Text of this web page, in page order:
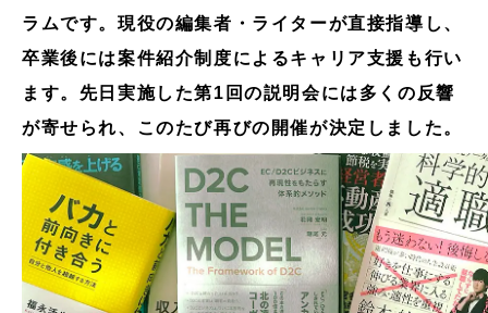
ラムです。現役の編集者・ライターが直接指導し、
卒業後には案件紹介制度によるキャリア支援も行い
ます。先日実施した第1回の説明会には多くの反響
が寄せられ、このたび再びの開催が決定しました。